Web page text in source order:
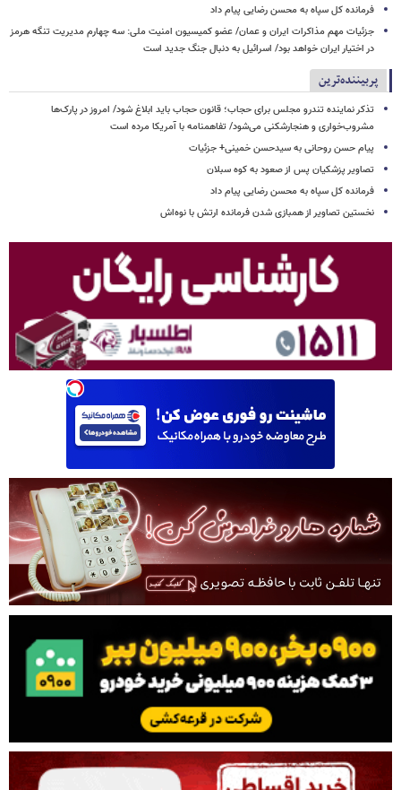
فرمانده کل سپاه به محسن رضایی پیام داد
جزئیات مهم مذاکرات ایران و عمان/ عضو کمیسیون امنیت ملی: سه‌ چهارم مدیریت تنگه هرمز
در اختیار ایران خواهد بود/ اسرائیل به دنبال جنگ جدید است
پربیننده‌ترین
تذکر نماینده تندرو مجلس برای حجاب؛ قانون حجاب باید ابلاغ شود/ امروز در پارک‌ها
مشروب‌خواری و هنجارشکنی می‌شود/ تفاهمنامه با آمریکا مرده است
پیام حسن روحانی به سیدحسن خمینی+ جزئیات
تصاویر پزشکیان پس از صعود به کوه سبلان
فرمانده کل سپاه به محسن رضایی پیام داد
نخستین تصاویر از همبازی شدن فرمانده ارتش با نوه‌اش